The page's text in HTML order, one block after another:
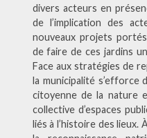
divers acteurs en
de l’implication des
nouveaux projets
de faire de ces jardins
Face aux stratégies de
la municipalité s’efforce
citoyenne de la nature
collective d’espaces
liés à l’histoire des lieux.